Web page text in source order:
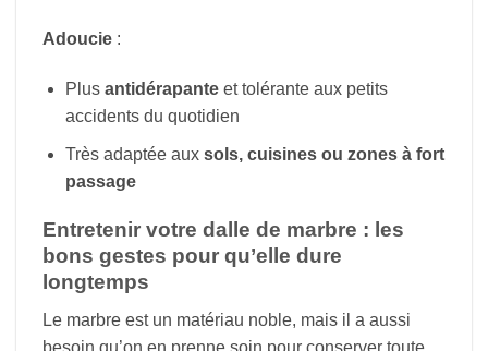
Adoucie :
Plus antidérapanteet tolérante aux petits
accidents du quotidien
Très adaptée aux sols, cuisines ou zones à fort
passage
Entretenir votre dalle de marbre : les
bons gestes pour qu’elle dure
longtemps
Le marbre est un matériau noble, mais il a aussi
besoin qu’on en prenne soin pour conserver toute